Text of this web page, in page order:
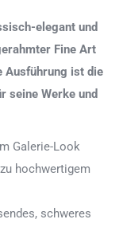
elegant und
Fine Art
Ausführung ist die
seine Werke und
Galerie-Look
hochwertigem
schweres